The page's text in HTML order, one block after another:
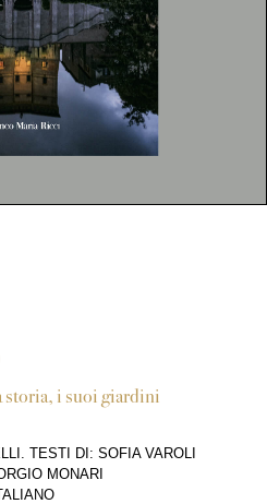
storia, i suoi giardini
TESTI DI: SOFIA VAROLI
MONARI